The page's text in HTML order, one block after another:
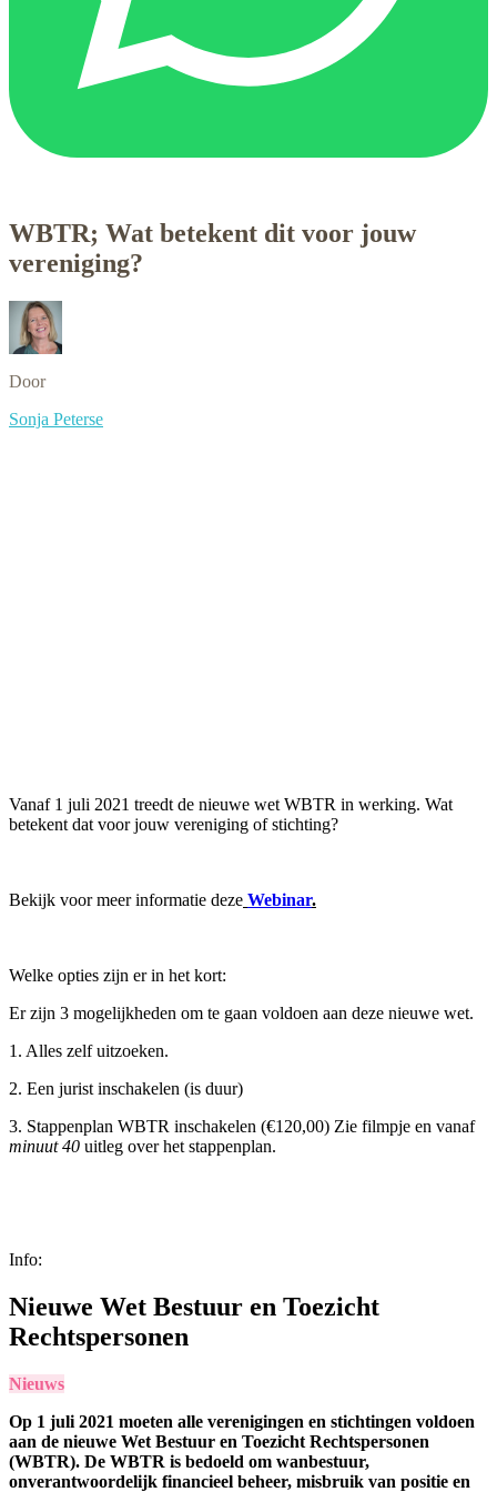
WBTR; Wat betekent dit voor jouw
vereniging?
Door
Sonja Peterse
Vanaf 1 juli 2021 treedt de nieuwe wet WBTR in werking. Wat
betekent dat voor jouw vereniging of stichting?
Bekijk voor meer informatie deze Webinar.
Welke opties zijn er in het kort:
Er zijn 3 mogelijkheden om te gaan voldoen aan deze nieuwe wet.
1. Alles zelf uitzoeken.
2. Een jurist inschakelen (is duur)
3. Stappenplan WBTR inschakelen (€120,00) Zie filmpje en vanaf
minuut 40 uitleg over het stappenplan.
Info:
Nieuwe Wet Bestuur en Toezicht
Rechtspersonen
Nieuws
Op 1 juli 2021 moeten alle verenigingen en stichtingen voldoen
aan de nieuwe Wet Bestuur en Toezicht Rechtspersonen
(WBTR). De WBTR is bedoeld om wanbestuur,
onverantwoordelijk financieel beheer, misbruik van positie en